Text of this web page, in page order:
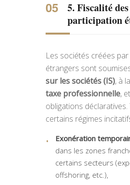
5. Fiscalité
participation
Les sociétés créées
étrangers sont soumises
sur les sociétés (IS), à la
taxe professionnelle,
obligations
certains régimes
Exonération
dans les zones
certains secteurs
offshoring, etc.),